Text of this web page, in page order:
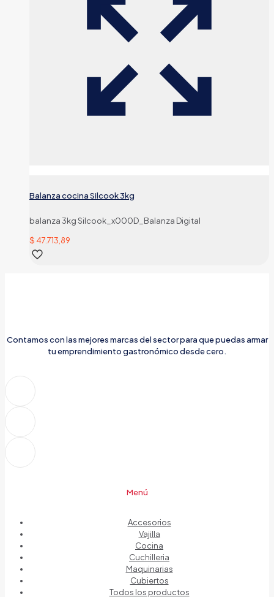
Balanza cocina Silcook 3kg
balanza 3kg Silcook_x000D_Balanza Digital
$ 47.713,89
Contamos con las mejores marcas del sector para que puedas armar
tu emprendimiento gastronómico desde cero.
Menú
Accesorios
Vajilla
Cocina
Cuchilleria
Maquinarias
Cubiertos
Todos los productos